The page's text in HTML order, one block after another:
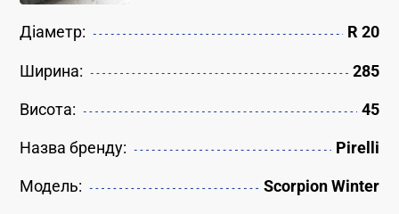
Діаметр: R 20
Ширина: 285
Висота: 45
Назва бренду: Pirelli
Модель: Scorpion Winter